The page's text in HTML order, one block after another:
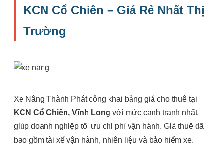
KCN Cổ Chiên – Giá Rẻ Nhất Thị
Trường
Xe Nâng Thành Phát công khai bảng giá cho thuê tại
KCN Cổ Chiên, Vĩnh Long với mức cạnh tranh nhất,
giúp doanh nghiệp tối ưu chi phí vận hành. Giá thuê đã
bao gồm tài xế vận hành, nhiên liệu và bảo hiểm xe.